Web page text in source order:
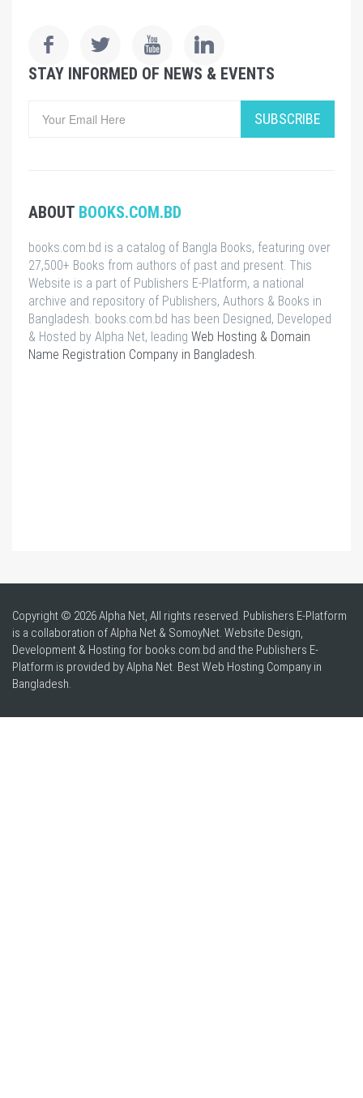
STAY INFORMED OF NEWS & EVENTS
SUBSCRIBE
ABOUT BOOKS.COM.BD
books.com.bd is a catalog of Bangla Books, featuring over
27,500+ Books from authors of past and present. This
Website is a part of Publishers E-Platform, a national
archive and repository of Publishers, Authors & Books in
Bangladesh. books.com.bd has been Designed, Developed
& Hosted by Alpha Net, leading Web Hosting & Domain
Name Registration Company in Bangladesh
Copyright © 2026 Alpha Net, All rights reserved. Publishers E-Platform
is a collaboration of Alpha Net & SomoyNet. Website Design,
Development & Hosting for books.com.bd and the Publishers E-
Platform is provided by Alpha Net. BestWeb Hosting Company in
Bangladesh.